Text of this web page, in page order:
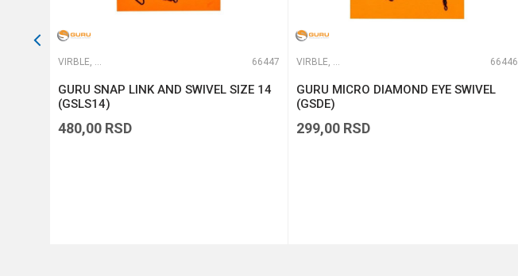
VIRBLE, KOPČE I ALKICE 66447
GURU SNAP LINK AND SWIVEL SIZE 14
(GSLS14)
480,00 RSD
VIRBLE, KOPČE I ALKICE 66446
GURU MICRO DIAMOND EYE SWIVEL
(GSDE)
299,00 RSD